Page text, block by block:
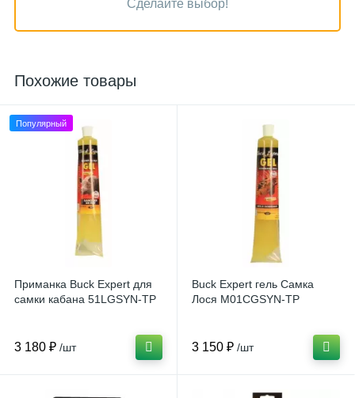
Сделайте выбор!
Похожие товары
Популярный
Приманка Buck Expert для
самки кабана 51LGSYN-TP
3 180 ₽ /шт
Buck Expert гель Самка
Лося M01CGSYN-TP
3 150 ₽ /шт